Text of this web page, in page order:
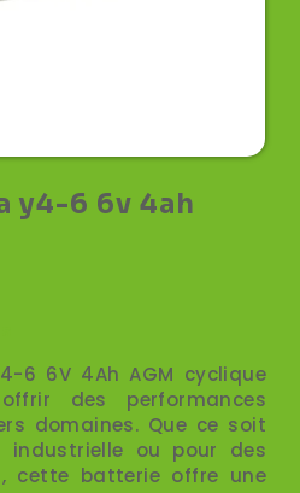
y4-6 6v 4ah
6 6V 4Ah AGM cyclique
des performances
domaines. Que ce soit
industrielle ou pour des
cette batterie offre une